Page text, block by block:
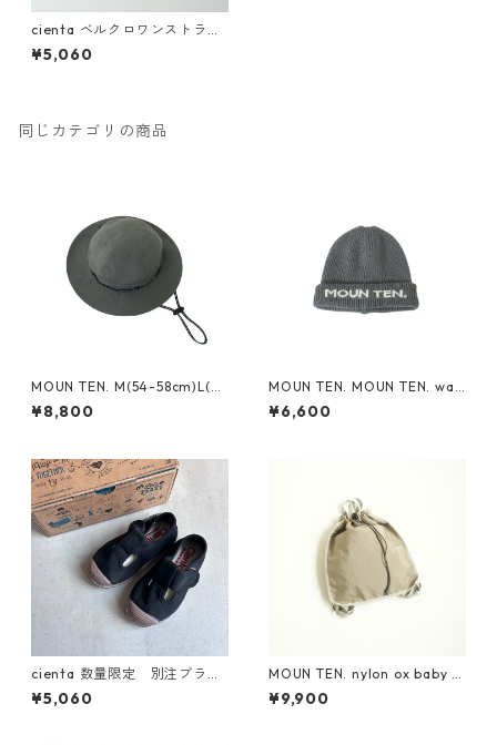
cienta ベルクロワンストラッ
プ シューズ beige
¥5,060
同じカテゴリの商品
MOUN TEN. M(54-58cm)L(~6
0cm) reversible adventure
hat (re-nylon) [MA78-1957
¥8,800
MOUN TEN. MOUN TEN. wat
ch cap [MA74-1958a]
¥6,600
cienta 数量限定 別注ブラウ
ンソール Tストラップ シュー
ズ Negro
¥5,060
MOUN TEN. nylon ox baby k
napsack [MA71-0215a]
¥9,900